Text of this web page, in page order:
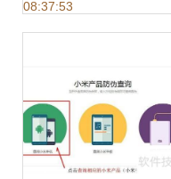
08:37:53